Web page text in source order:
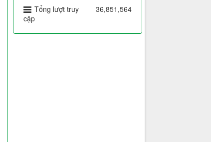
Tổng lượt truy
cập
36,851,564